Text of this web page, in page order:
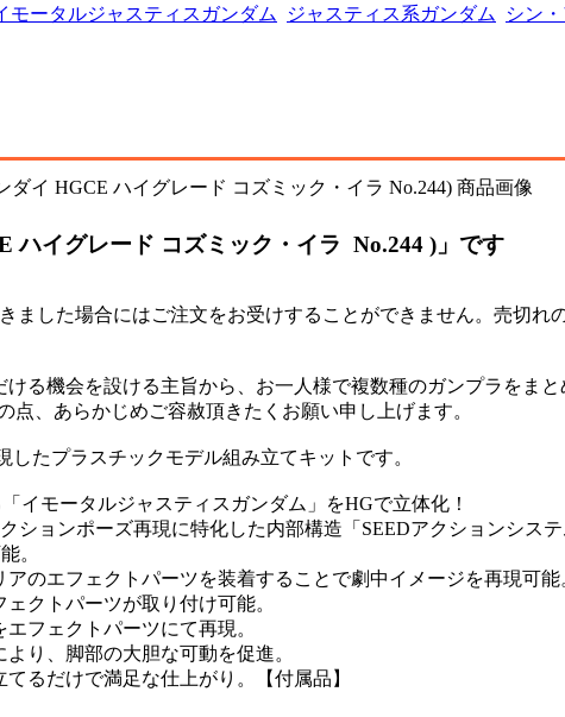
モータルジャスティスガンダム ジャスティス系ガンダム シン
ハイグレード コズミック・イラ No.244 )」です
ました場合にはご注文をお受けすることができません。売切れ
る機会を設ける主旨から、お一人様で複数種のガンプラをまと
、あらかじめご容赦頂きたくお願い申し上げます。
たプラスチックモデル組み立てキットです。
イモータルジャスティスガンダム」をHGで立体化！
ションポーズ再現に特化した内部構造「SEEDアクションシステ
。
のエフェクトパーツを装着することで劇中イメージを再現可能
クトパーツが取り付け可能。
フェクトパーツにて再現。
り、脚部の大胆な可動を促進。
るだけで満足な仕上がり。【付属品】